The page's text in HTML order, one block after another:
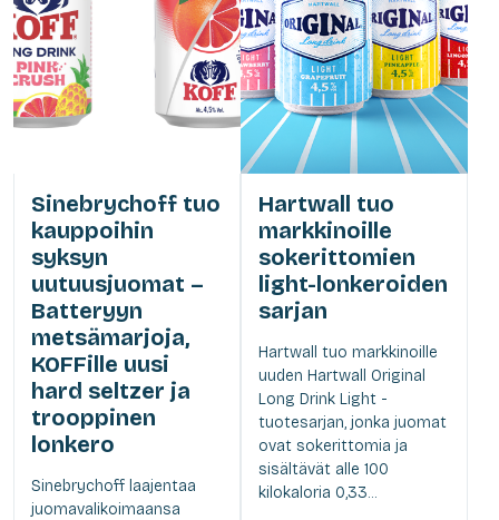
Sinebrychoff tuo
kauppoihin
syksyn
uutuusjuomat –
Batteryyn
metsämarjoja,
KOFFille uusi
hard seltzer ja
trooppinen
lonkero
Sinebrychoff laajentaa
juomavalikoimaansa
Hartwall tuo
markkinoille
sokerittomien
light-lonkeroiden
sarjan
Hartwall tuo markkinoille
uuden Hartwall Original
Long Drink Light -
tuotesarjan, jonka juomat
ovat sokerittomia ja
sisältävät alle 100
kilokaloria 0,33...